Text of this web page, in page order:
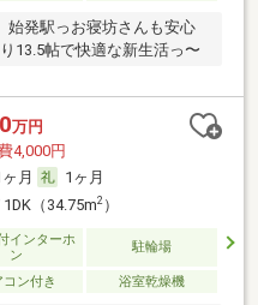
発駅っお寝坊さんも安心
13.5帖で快適な新生活っ〜
万円
4,000円
ヶ月
1ヶ月
（34.75m2）
インターホ
ン
駐輪場
コン付き 浴室乾燥機